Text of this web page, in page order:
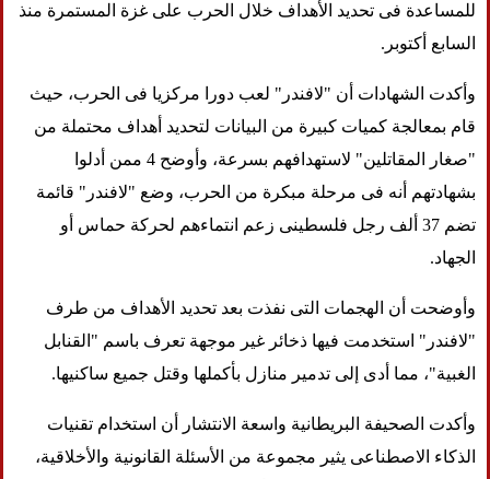
للمساعدة فى تحديد الأهداف خلال الحرب على غزة المستمرة منذ
السابع أكتوبر.
وأكدت الشهادات أن "لافندر" لعب دورا مركزيا فى الحرب، حيث
قام بمعالجة كميات كبيرة من البيانات لتحديد أهداف محتملة من
"صغار المقاتلين" لاستهدافهم بسرعة، وأوضح 4 ممن أدلوا
بشهادتهم أنه فى مرحلة مبكرة من الحرب، وضع "لافندر" قائمة
تضم 37 ألف رجل فلسطينى زعم انتماءهم لحركة حماس أو
الجهاد.
وأوضحت أن الهجمات التى نفذت بعد تحديد الأهداف من طرف
"لافندر" استخدمت فيها ذخائر غير موجهة تعرف باسم "القنابل
الغبية"، مما أدى إلى تدمير منازل بأكملها وقتل جميع ساكنيها.
وأكدت الصحيفة البريطانية واسعة الانتشار أن استخدام تقنيات
الذكاء الاصطناعى يثير مجموعة من الأسئلة القانونية والأخلاقية،